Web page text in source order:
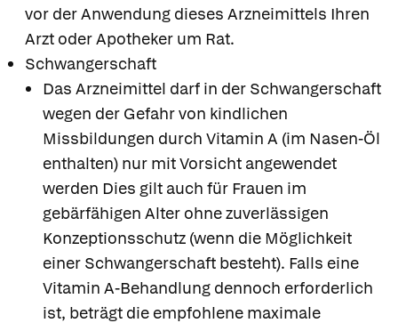
vor der Anwendung dieses Arzneimittels Ihren
Arzt oder Apotheker um Rat.
Schwangerschaft
Das Arzneimittel darf in der Schwangerschaft
wegen der Gefahr von kindlichen
Missbildungen durch Vitamin A (im Nasen-Öl
enthalten) nur mit Vorsicht angewendet
werden Dies gilt auch für Frauen im
gebärfähigen Alter ohne zuverlässigen
Konzeptionsschutz (wenn die Möglichkeit
einer Schwangerschaft besteht). Falls eine
Vitamin A-Behandlung dennoch erforderlich
ist, beträgt die empfohlene maximale